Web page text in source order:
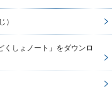
）
くしょノート」をダウンロ